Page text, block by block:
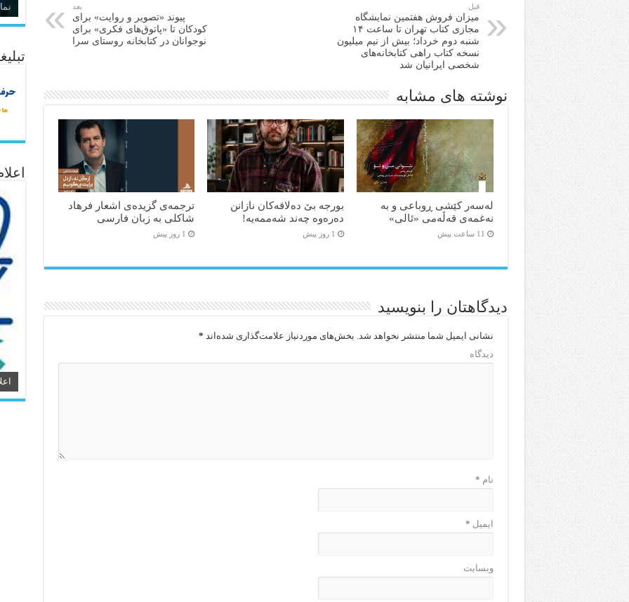
قبل
میزان فروش هفتمین نمایشگاه
مجازی کتاب تهران تا ساعت ۱۴
شنبه دوم خرداد؛ بیش از نیم میلیون
نسخه کتاب راهی کتابخانه‌های
شخصی ایرانیان شد
بعد
پیوند «تصویر و روایت» برای
کودکان تا «پاتوق‌های فکری» برای
نوجوانان در کتابخانه روستای سرا
نوشته های مشابه
لەسەر کێشی ڕوباعی و به
نەغمەی قەڵەمی «ئالی»
11 ساعت پیش
بورجە بێ دەلاقەکان نازانن
دەرەوە چەند شەممەیە!
1 روز پیش
ترجمه‌ی گزیده‌‌ی اشعار فرهاد
شاکلی به زبان فارسی
1 روز پیش
دیدگاهتان را بنویسید
نشانی ایمیل شما منتشر نخواهد شد. بخش‌های موردنیاز علامت‌گذاری شده‌اند *
دیدگاه
نام *
ایمیل *
وبسایت